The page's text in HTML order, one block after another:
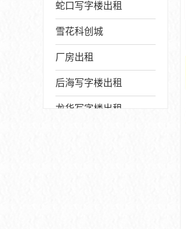
蛇口写字楼出租
雪花科创城
厂房出租
后海写字楼出租
龙华写字楼出租